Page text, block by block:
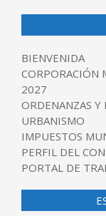
BIENVENIDA
CORPORACIÓN
2027
ORDENANZAS Y
URBANISMO
IMPUESTOS
PERFIL DEL
PORTAL DE